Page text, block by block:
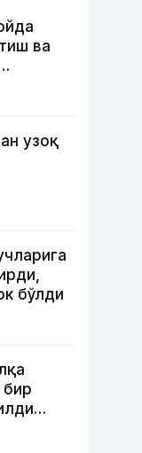
ва
узоқ
бўлди
бир